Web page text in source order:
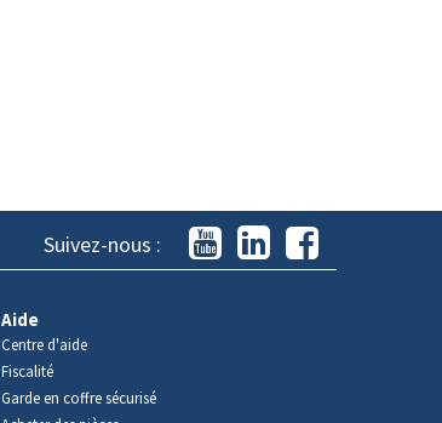
Suivez-nous :
Aide
Centre d'aide
Fiscalité
Garde en coffre sécurisé